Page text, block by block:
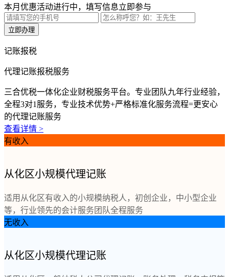
本月优惠活动进行中，填写信息立即参与
立即办理
记账报税
代理记账报税服务
三合优税一体化企业财税服务平台。专业团队九年行业经验，
全程3对1服务，专业技术优势+严格标准化服务流程=更安心
的代理记账服务
查看详情 >
有收入
从化区小规模代理记账
适用从化区有收入的小规模纳税人，初创企业，中小型企业
等，行业领先的会计服务团队全程服务
无收入
从化区小规模代理记账